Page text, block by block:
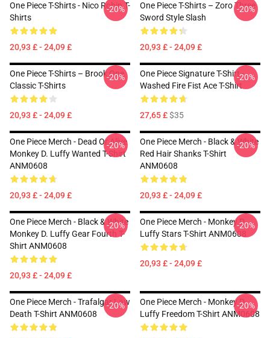
One Piece T-Shirts - Nico Robin T-
Shirts
20,93 £ - 24,09 £
-20%
One Piece T-Shirts – Zoro Three
Sword Style Slash
20,93 £ - 24,09 £
-20%
One Piece T-Shirts – Brook One
Classic T-Shirts
20,93 £ - 24,09 £
-20%
One Piece Signature T-Shirt -
Washed Fire Fist Ace T-Shirt
27,65 £$35
-20%
One Piece Merch - Dead Or Alive
Monkey D. Luffy Wanted T-Shirt
ANM0608
20,93 £ - 24,09 £
-20%
One Piece Merch - Black & White
Red Hair Shanks T-Shirt
ANM0608
20,93 £ - 24,09 £
-20%
One Piece Merch - Black & White
Monkey D. Luffy Gear Fourth T-
Shirt ANM0608
20,93 £ - 24,09 £
-20%
One Piece Merch - Monkey D.
Luffy Stars T-Shirt ANM0608
20,93 £ - 24,09 £
-20%
One Piece Merch - Trafalgar Law
Death T-Shirt ANM0608
-20%
One Piece Merch - Monkey D.
Luffy Freedom T-Shirt ANM0608
-20%